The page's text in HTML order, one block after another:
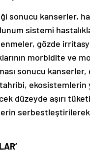
sonucu kanserler,
sistemi
gözde
morbidite ve
sonucu kanserler,
ekosistemlerin
düzeyde aşırı
serbestleştirilerek